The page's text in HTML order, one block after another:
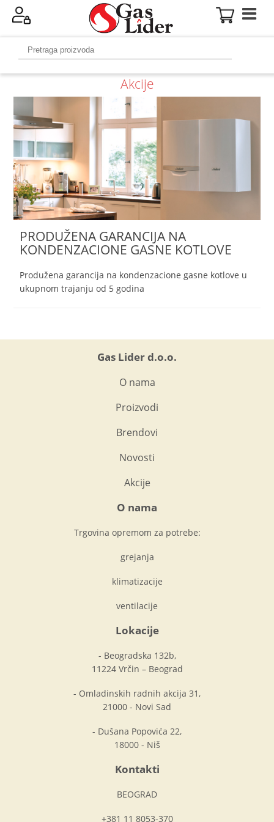
Akcije
PRODUŽENA GARANCIJA NA
KONDENZACIONE GASNE KOTLOVE
Produžena garancija na kondenzacione gasne kotlove u
ukupnom trajanju od 5 godina
Gas Lider d.o.o.
O nama
Proizvodi
Brendovi
Novosti
Akcije
O nama
Trgovina opremom za potrebe:
grejanja
klimatizacije
ventilacije
Lokacije
- Beogradska 132b,
11224 Vrčin – Beograd
- Omladinskih radnih akcija 31,
21000 - Novi Sad
- Dušana Popovića 22,
18000 - Niš
Kontakti
BEOGRAD
+381 11 8053-370